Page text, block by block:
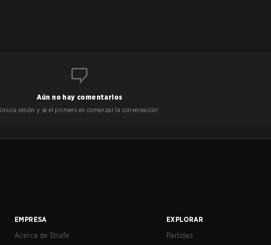
Aún no hay comentarios
¡Inicia sesión y sé el primero en comenzar la conversación!
EMPRESA
Acerca de Strafe
EXPLORAR
Partidas